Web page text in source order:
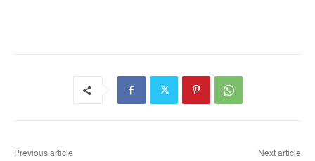
Previous article Next article